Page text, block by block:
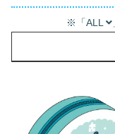
※「ALL